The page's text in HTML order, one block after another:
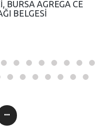
BURSA AGREGA CE
BELGESI